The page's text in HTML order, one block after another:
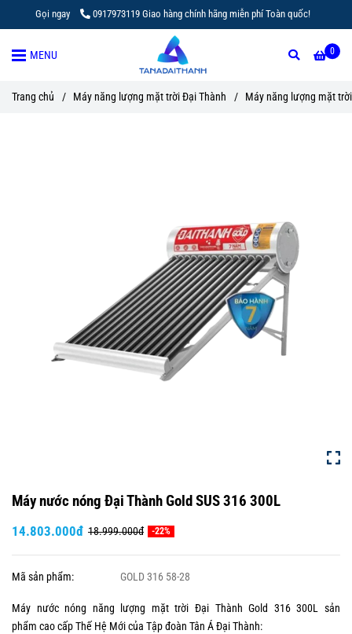
Gọi ngay 0917973119 Giao hàng chính hãng miễn phí Toàn quốc!
0
MENU
Trang chủ / Máy năng lượng mặt trời Đại Thành / Máy năng lượng mặt
Máy nước nóng Đại Thành Gold SUS 316 300L
14.803.000đ 18.999.000đ -22%
Mã sản phẩm: GOLD 316 58-28
Máy nước nóng năng lượng mặt trời Đại Thành Gold 316 300L sản
phẩm cao cấp Thế Hệ Mới của Tập đoàn Tân Á Đại Thành: